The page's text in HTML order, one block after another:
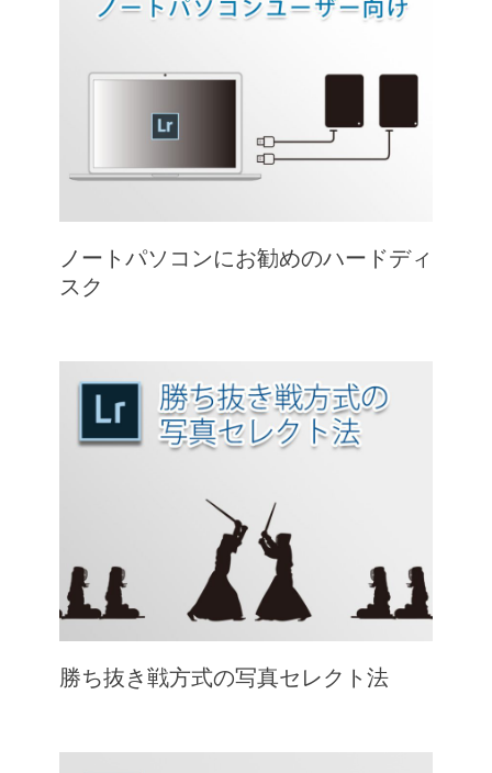
ノートパソコンにお勧めのハードディ
スク
勝ち抜き戦方式の写真セレクト法